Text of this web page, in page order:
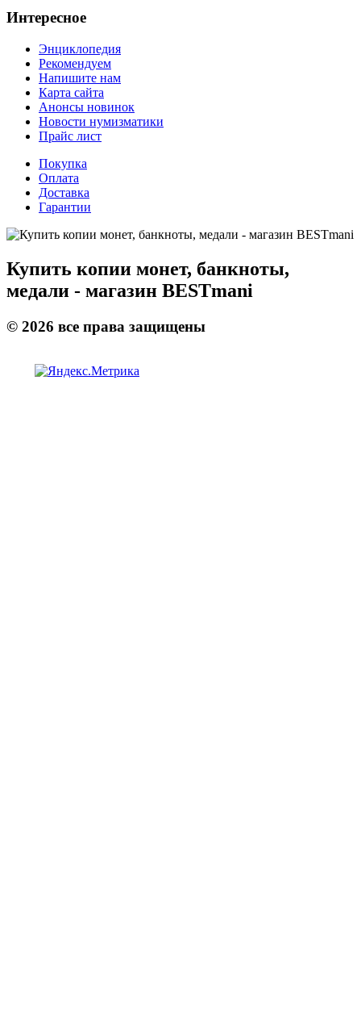
Интересное
Энциклопедия
Рекомендуем
Напишите нам
Карта сайта
Анонсы новинок
Новости нумизматики
Прайс лист
Покупка
Оплата
Доставка
Гарантии
Купить копии монет, банкноты,
медали - магазин BESTmani
© 2026 все права защищены